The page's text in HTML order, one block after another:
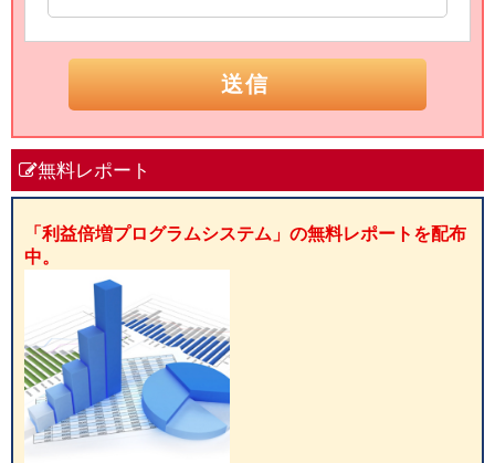
無料レポート
「利益倍増プログラムシステム」の無料レポートを配布
中。